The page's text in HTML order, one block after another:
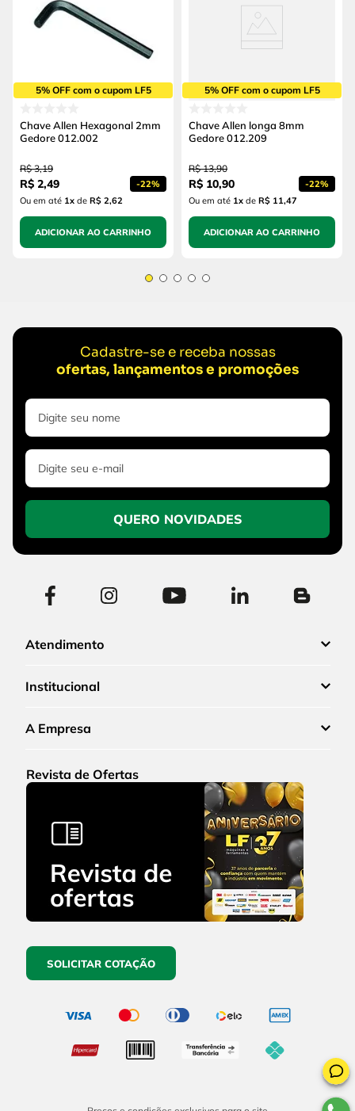
5% OFF com o cupom LF5
Chave Allen Hexagonal 2mm
Gedore 012.002
R$ 3,19
R$ 2,49 -22%
Ou em até 1x de R$ 2,62
ADICIONAR AO CARRINHO
5% OFF com o cupom LF5
Chave Allen longa 8mm
Gedore 012.209
R$ 13,90
R$ 10,90 -22%
Ou em até 1x de R$ 11,47
ADICIONAR AO CARRINHO
Cadastre-se e receba nossas
ofertas, lançamentos e promoções
QUERO NOVIDADES
Atendimento
Institucional
A Empresa
Revista de Ofertas
SOLICITAR COTAÇÃO